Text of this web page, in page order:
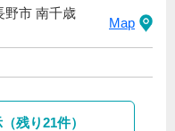
野市 南千歳
Map
残り21件）